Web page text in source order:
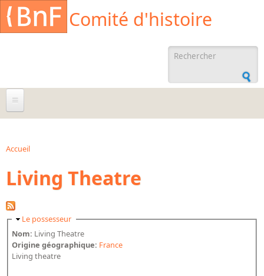
Aller au contenu principal
Comité d'histoire
recherche
À propos
Agenda
Ressources documentaires
Archives orales
Bibliographies
Bibliographie sur la BnF
Accueil
Living Theatre
Masquer
Le possesseur
Nom: Living Theatre
Origine géographique: France
Living theatre
Cookies management panel